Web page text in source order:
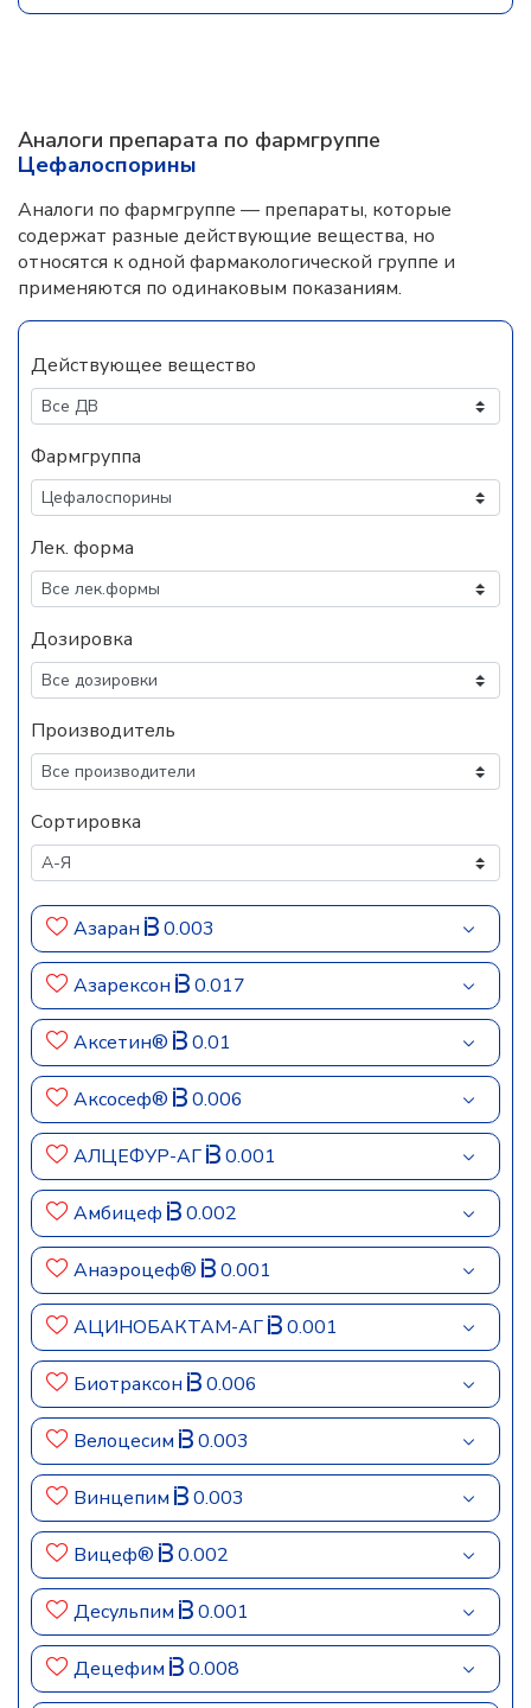
Аналоги препарата по фармгруппе
Цефалоспорины
Аналоги по фармгруппе — препараты, которые
содержат разные действующие вещества, но
относятся к одной фармакологической группе и
применяются по одинаковым показаниям.
Действующее вещество
Фармгруппа
Лек. форма
Дозировка
Производитель
Сортировка
Азаран 0.003
Азарексон 0.017
Аксетин® 0.01
Аксосеф® 0.006
АЛЦЕФУР-АГ 0.001
Амбицеф 0.002
Анаэроцеф® 0.001
АЦИНОБАКТАМ-АГ 0.001
Биотраксон 0.006
Велоцесим 0.003
Винцепим 0.003
Вицеф® 0.002
Десульпим 0.001
Децефим 0.008